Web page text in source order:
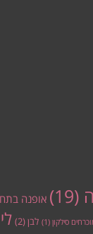
(19) אופנה
סילקון (1) לבן(2)